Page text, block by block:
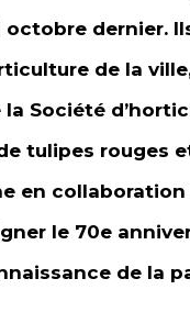
dernier.
de la
la Société
tulipes rouges
en
le 70e
de la